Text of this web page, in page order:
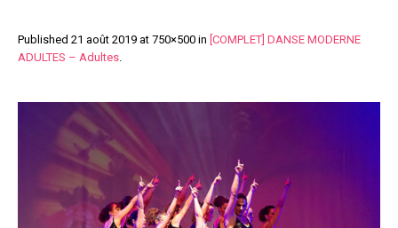
Published 21 août 2019 at 750×500 in [COMPLET] DANSE MODERNE
ADULTES – Adultes.